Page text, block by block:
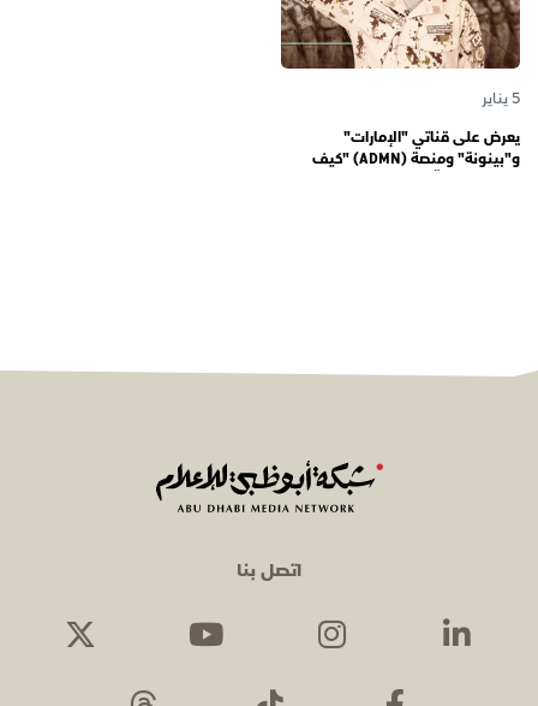
5 يناير
يعرض على قناتي "الإمارات"
و"بينونة" ومنصة (ADMN) "كيف
اتصل بنا